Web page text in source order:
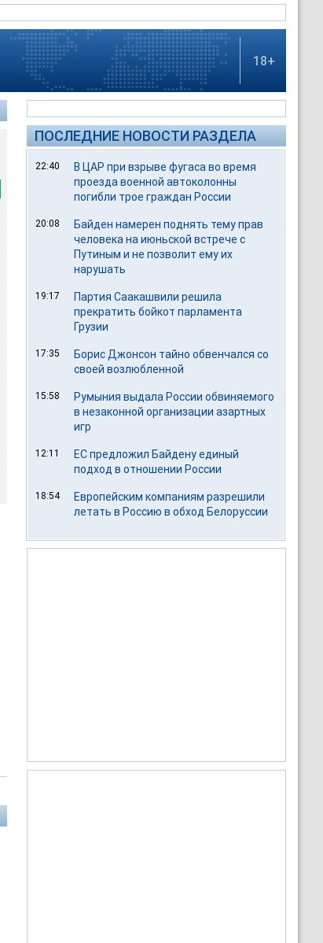
18+
ПОСЛЕДНИЕ НОВОСТИ РАЗДЕЛА
22:40
В ЦАР при взрыве фугаса во время
проезда военной автоколонны
погибли трое граждан России
20:08
Байден намерен поднять тему прав
человека на июньской встрече с
Путиным и не позволит ему их
нарушать
19:17
Партия Саакашвили решила
прекратить бойкот парламента
Грузии
17:35
Борис Джонсон тайно обвенчался со
своей возлюбленной
15:58
Румыния выдала России обвиняемого
в незаконной организации азартных
игр
12:11
ЕС предложил Байдену единый
подход в отношении России
18:54
Европейским компаниям разрешили
летать в Россию в обход Белоруссии